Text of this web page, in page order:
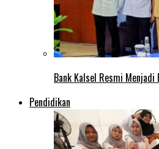
Bank Kalsel Resmi Menjadi
Pendidikan